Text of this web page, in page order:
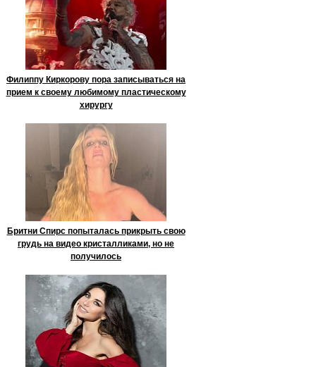
Филиппу Киркорову пора записываться на
прием к своему любимому пластическому
хирургу
Бритни Спирс попыталась прикрыть свою
грудь на видео кристалликами, но не
получилось